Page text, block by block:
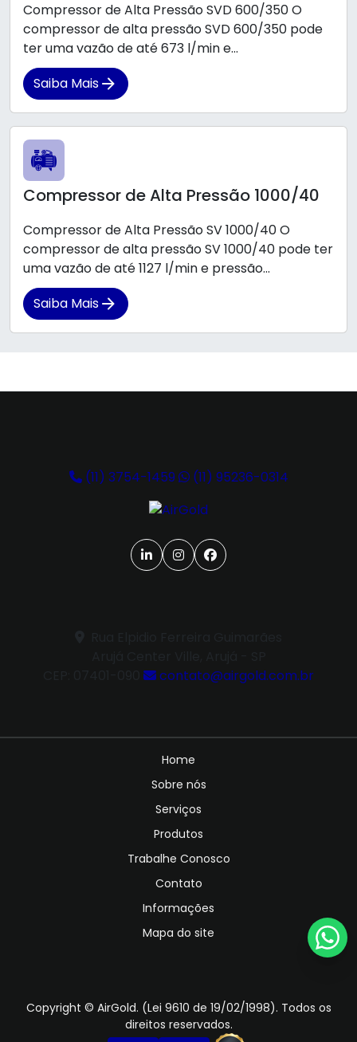
Compressor de Alta Pressão SVD 600/350 O
compressor de alta pressão SVD 600/350 pode
ter uma vazão de até 673 l/min e...
Saiba Mais
Compressor de Alta Pressão 1000/40
Compressor de Alta Pressão SV 1000/40 O
compressor de alta pressão SV 1000/40 pode ter
uma vazão de até 1127 l/min e pressão...
Saiba Mais
(11) 3754-1459 (11) 95236-0314
contato@airgold.com.br
Home
Sobre nós
Serviços
Produtos
Trabalhe Conosco
Contato
Informações
Mapa do site
Copyright © AirGold. (Lei 9610 de 19/02/1998). Todos os
direitos reservados.